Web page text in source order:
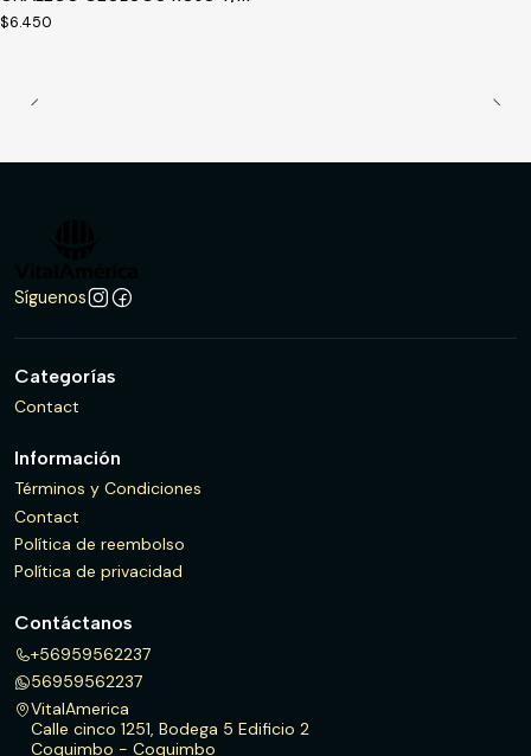
$6.450
Síguenos
Categorías
Contact
Información
Términos y Condiciones
Contact
Política de reembolso
Política de privacidad
Contáctanos
+56959562237
56959562237
VitalAmerica
Calle cinco 1251, Bodega 5 Edificio 2
Coquimbo - Coquimbo